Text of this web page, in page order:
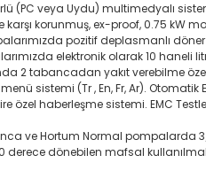
(PC veya Uydu) multimedyalı
korunmuş, ex-proof, 0.75 kW
pozitif deplasmanlı
elektronik olarak 10 haneli
2 tabancadan yakıt verebilme
sistemi (Tr , En, Fr, Ar).
haberleşme sistemi. EMC
ve Hortum Normal pompalarda
derece dönebilen mafsal